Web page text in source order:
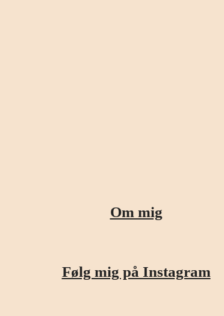
Om mig
Følg mig på Instagram